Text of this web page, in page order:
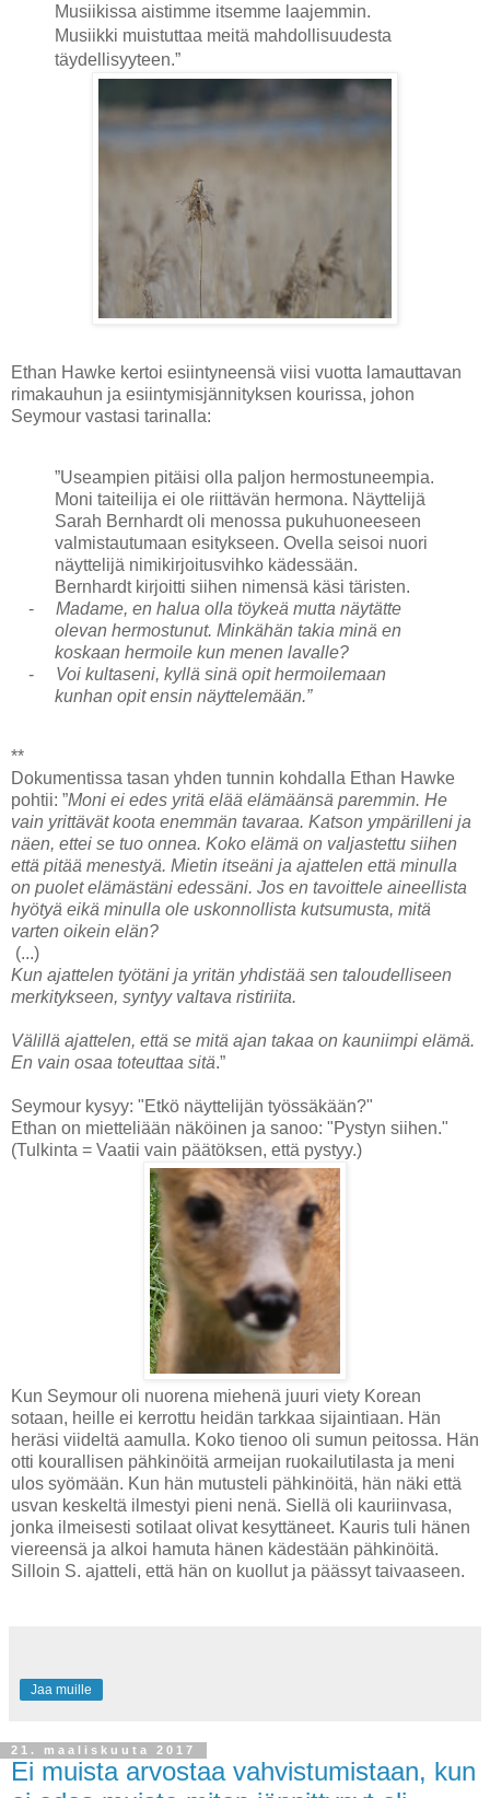
Musiikissa aistimme itsemme laajemmin.
Musiikki muistuttaa meitä mahdollisuudesta
täydellisyyteen.”
Ethan Hawke kertoi esiintyneensä viisi vuotta lamauttavan
rimakauhun ja esiintymisjännityksen kourissa, johon
Seymour vastasi tarinalla:
”Useampien pitäisi olla paljon hermostuneempia.
Moni taiteilija ei ole riittävän hermona. Näyttelijä
Sarah Bernhardt oli menossa pukuhuoneeseen
valmistautumaan esitykseen. Ovella seisoi nuori
näyttelijä nimikirjoitusvihko kädessään.
Bernhardt kirjoitti siihen nimensä käsi täristen.
-
Madame, en halua olla töykeä mutta näytätte
olevan hermostunut. Minkähän takia minä en
koskaan hermoile kun menen lavalle?
-
Voi kultaseni, kyllä sinä opit hermoilemaan
kunhan opit ensin näyttelemään.”
**
Dokumentissa tasan yhden tunnin kohdalla Ethan Hawke
pohtii: ”Moni ei edes yritä elää elämäänsä paremmin. He
vain yrittävät koota enemmän tavaraa. Katson ympärilleni ja
näen, ettei se tuo onnea. Koko elämä on valjastettu siihen
että pitää menestyä. Mietin itseäni ja ajattelen että minulla
on puolet elämästäni edessäni. Jos en tavoittele aineellista
hyötyä eikä minulla ole uskonnollista kutsumusta, mitä
varten oikein elän?
(...)
Kun ajattelen työtäni ja yritän yhdistää sen taloudelliseen
merkitykseen, syntyy valtava ristiriita.
Välillä ajattelen, että se mitä ajan takaa on kauniimpi elämä.
En vain osaa toteuttaa sitä.”
Seymour kysyy: "Etkö näyttelijän työssäkään?"
Ethan on mietteliään näköinen ja sanoo: "Pystyn siihen."
(Tulkinta = Vaatii vain päätöksen, että pystyy.)
Kun Seymour oli nuorena miehenä juuri viety Korean
sotaan, heille ei kerrottu heidän tarkkaa sijaintiaan. Hän
heräsi viideltä aamulla. Koko tienoo oli sumun peitossa. Hän
otti kourallisen pähkinöitä armeijan ruokailutilasta ja meni
ulos syömään. Kun hän mutusteli pähkinöitä, hän näki että
usvan keskeltä ilmestyi pieni nenä. Siellä oli kauriinvasa,
jonka ilmeisesti sotilaat olivat kesyttäneet. Kauris tuli hänen
viereensä ja alkoi hamuta hänen kädestään pähkinöitä.
Silloin S. ajatteli, että hän on kuollut ja päässyt taivaaseen.
Jaa muille
21. maaliskuuta 2017
Ei muista arvostaa vahvistumistaan, kun